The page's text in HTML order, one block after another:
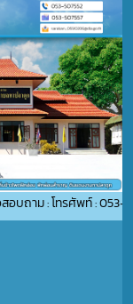
ม : โทรศัพท์ : 053-